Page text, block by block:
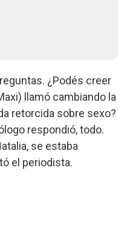
¿Podés creer
llamó cambiando la
retorcida sobre sexo?
respondió, todo.
se estaba
el periodista.